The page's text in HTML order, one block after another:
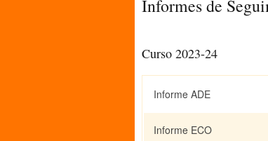
Informes de
Curso 2023-24
Informe ADE
Informe ECO